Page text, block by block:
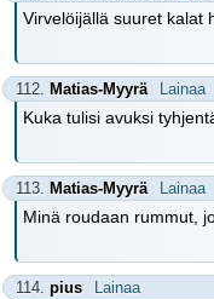
Virvelöijällä suuret kalat
112. Matias-Myyrä Lainaa
Kuka tulisi avuksi
113. Matias-Myyrä Lainaa
Minä roudaan rummut,
114. pius Lainaa